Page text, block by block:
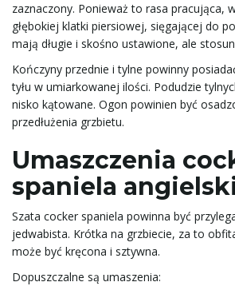
zaznaczony. Ponieważ to rasa pracująca,
głębokiej klatki piersiowej, sięgającej do
mają długie i skośno ustawione, ale
Kończyny przednie i tylne powinny
tyłu w umiarkowanej ilości. Podudzie
nisko kątowane. Ogon powinien być
przedłużenia grzbietu.
Umaszczenia
spaniela
Szata cocker spaniela powinna być
jedwabista. Krótka na grzbiecie, za to
może być kręcona i sztywna.
Dopuszczalne są umaszenia: